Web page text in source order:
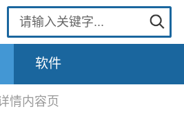
软件
情内容页